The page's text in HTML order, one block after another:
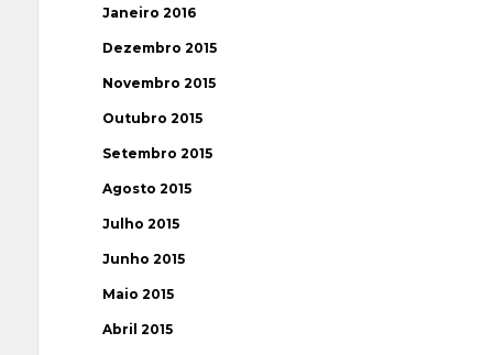
Janeiro 2016
Dezembro 2015
Novembro 2015
Outubro 2015
Setembro 2015
Agosto 2015
Julho 2015
Junho 2015
Maio 2015
Abril 2015